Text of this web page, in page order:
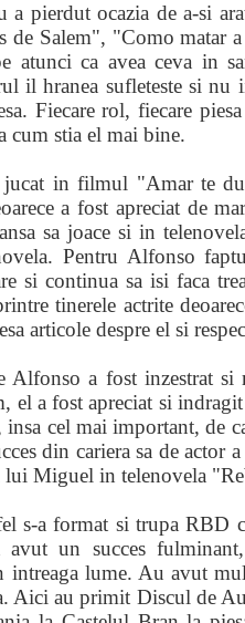
pierdut ocazia de a-si
de Salem", "Como matar
atunci ca avea ceva in
il hranea sufleteste si
Fiecare rol, fiecare
cum stia el mai bine.
in filmul "Amar te
a fost apreciat de
sa joace si in
Pentru Alfonso
si continua sa isi faca
tinerele actrite
articole despre el si
Alfonso a fost inzestrat
el a fost apreciat si
insa cel mai important, de
din cariera sa de actor
lui Miguel in telenovela
s-a format si trupa RBD
un succes
intreaga lume. Au avut
Aici au primit Discul de